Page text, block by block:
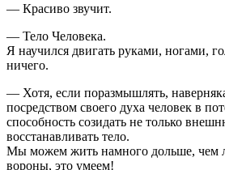
— Красиво звучит.
— Тело Человека.
Я научился двигать руками, ногами,
ничего.
— Хотя, если поразмышлять,
посредством своего духа человек в
способность созидать не только
восстанавливать тело.
Мы можем жить намного дольше, чем
вороны, это умеем!